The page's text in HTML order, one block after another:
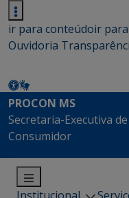
ir para conteúdoir
Ouvidoria
PROCON MS
Secretaria-Executiva
Consumidor